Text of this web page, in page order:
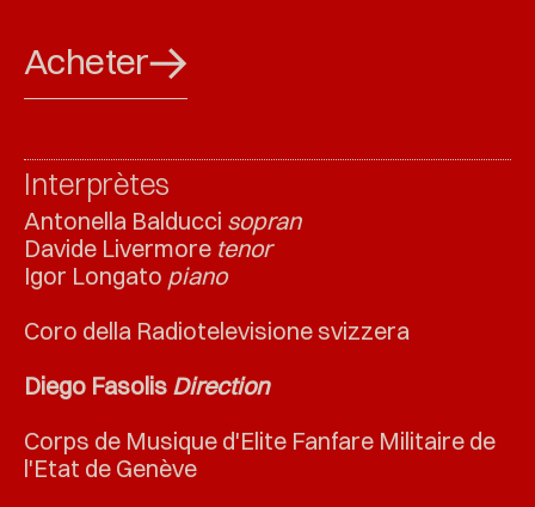
Acheter
Interprètes
Antonella Balducci sopran
Davide Livermore tenor
Igor Longato piano
Coro della Radiotelevisione svizzera
Diego Fasolis Direction
Corps de Musique d'Elite Fanfare Militaire de
l'Etat de Genève